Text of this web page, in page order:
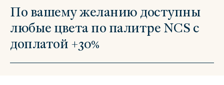
По вашему желанию доступны
любые цвета по палитре NCS с
доплатой +30%